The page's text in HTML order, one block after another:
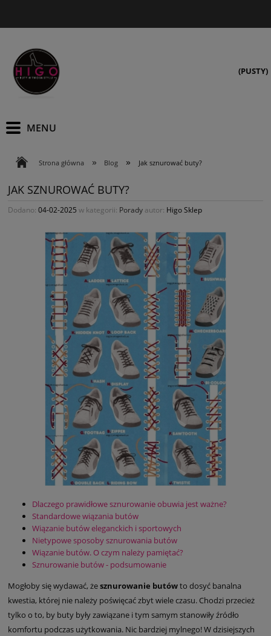
(PUSTY)
Strona główna » Blog » Jak sznurować buty?
JAK SZNUROWAĆ BUTY?
Dodano: 04-02-2025 w kategorii: Porady autor: Higo Sklep
Dlaczego prawidłowe sznurowanie obuwia jest ważne?
Standardowe wiązania butów
Wiązanie butów eleganckich i sportowych
Nietypowe sposoby sznurowania butów
Wiązanie butów. O czym należy pamiętać?
Sznurowanie butów - podsumowanie
Mogłoby się wydawać, żesznurowanie butówto dosyć banalna
kwestia, której nie należy poświęcać zbyt wiele czasu. Chodzi przecież
tylko o to, by buty były zawiązane i tym samym stanowiły źródło
komfortu podczas użytkowania. Nic bardziej mylnego! W dzisiejszych